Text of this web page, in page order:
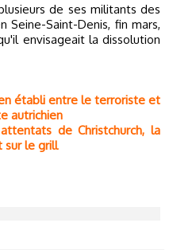
de ses militants des
Seine-Saint-Denis, fin mars,
envisageait la dissolution
établi entre le terroriste et
autrichien
de Christchurch, la
sur le grill